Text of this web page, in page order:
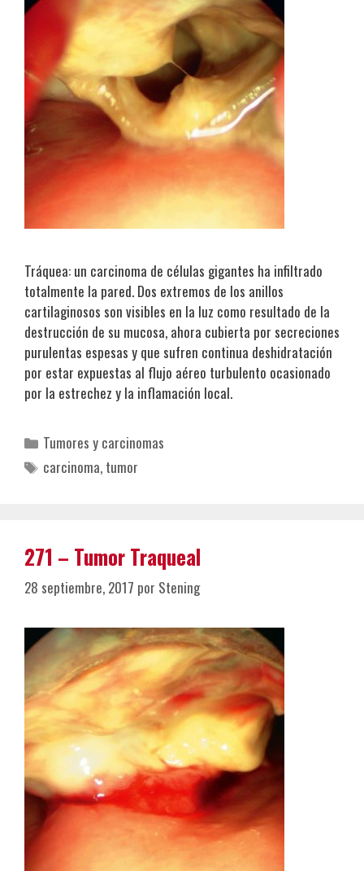
Tráquea: un carcinoma de células gigantes ha infiltrado
totalmente la pared. Dos extremos de los anillos
cartilaginosos son visibles en la luz como resultado de la
destrucción de su mucosa, ahora cubierta por secreciones
purulentas espesas y que sufren continua deshidratación
por estar expuestas al flujo aéreo turbulento ocasionado
por la estrechez y la inflamación local.
Categorías
Tumores y carcinomas
Etiquetas
carcinoma, tumor
271 – Tumor Traqueal
28 septiembre, 2017 por Stening